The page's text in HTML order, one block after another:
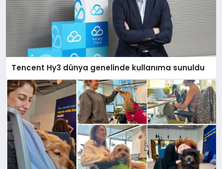
Tencent Hy3 dünya genelinde kullanıma sunuldu